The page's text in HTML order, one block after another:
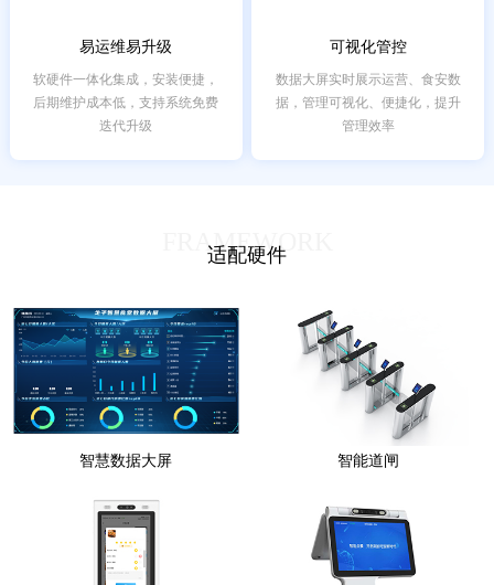
易运维易升级
软硬件一体化集成，安装便捷，
后期维护成本低，支持系统免费
迭代升级
可视化管控
数据大屏实时展示运营、食安数
据，管理可视化、便捷化，提升
管理效率
FRAMEWORK
适配硬件
智慧数据大屏 智能道闸